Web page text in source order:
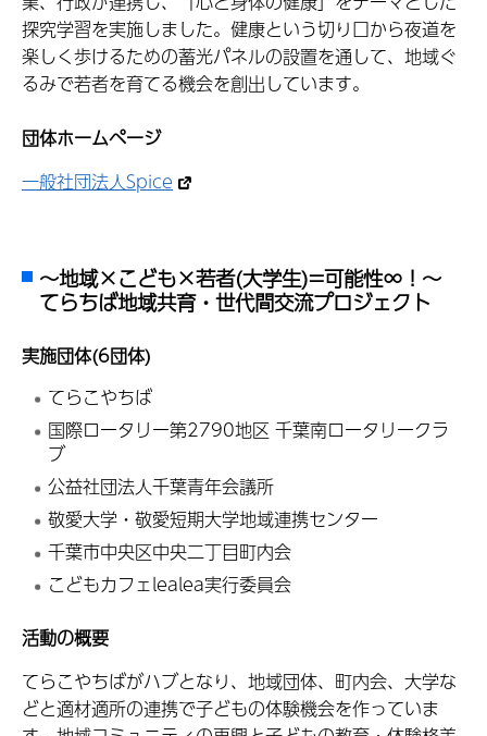
探究学習を実施しました。健康という切り口から夜道を
楽しく歩けるための蓄光パネルの設置を通して、地域ぐ
るみで若者を育てる機会を創出しています。
団体ホームページ
一般社団法人Spice
～地域×こども×若者(大学生)=可能性∞！～
てらちば地域共育・世代間交流プロジェクト
実施団体(6団体)
てらこやちば
国際ロータリー第2790地区 千葉南ロータリークラ
ブ
公益社団法人千葉青年会議所
敬愛大学・敬愛短期大学地域連携センター
千葉市中央区中央二丁目町内会
こどもカフェlealea実行委員会
活動の概要
てらこやちばがハブとなり、地域団体、町内会、大学な
どと適材適所の連携で子どもの体験機会を作っていま